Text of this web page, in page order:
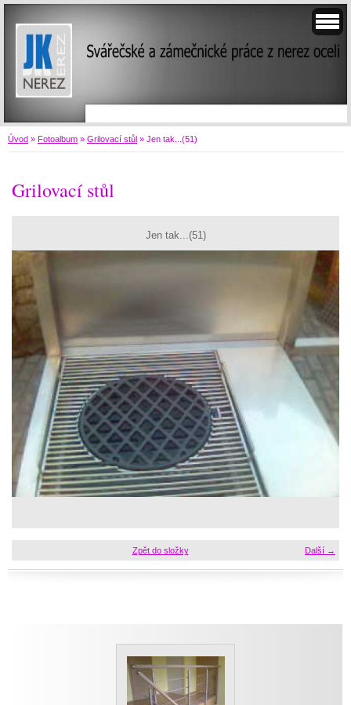
Úvod » Fotoalbum » Grilovací stůl » Jen tak...(51)
Grilovací stůl
Jen tak...(51)
Další →
Zpět do složky